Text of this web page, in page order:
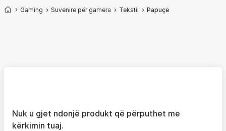
Gaming Suvenire për gamera Tekstil Papuçe
Nuk u gjet ndonjë produkt që përputhet me
kërkimin tuaj.